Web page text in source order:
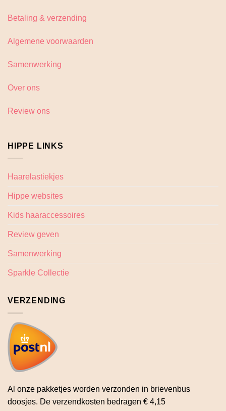
Betaling & verzending
Algemene voorwaarden
Samenwerking
Over ons
Review ons
HIPPE LINKS
Haarelastiekjes
Hippe websites
Kids haaraccessoires
Review geven
Samenwerking
Sparkle Collectie
VERZENDING
Al onze pakketjes worden verzonden in brievenbus
doosjes. De verzendkosten bedragen € 4,15